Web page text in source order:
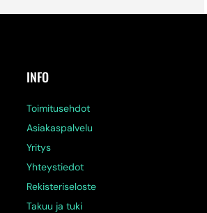
INFO
Toimitusehdot
Asiakaspalvelu
Yritys
Yhteystiedot
Rekisteriseloste
Takuu ja tuki